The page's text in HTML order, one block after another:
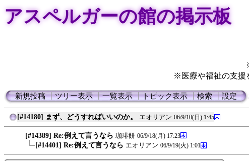
アスペルガーの館の掲示板
※医療や福祉の支援
新規投稿┃ツリー表示┃一覧表示┃トピック表示┃検索┃設定
[#14180] まず、どうすればいいのか。 エオリアン 06/9/10(日) 1:45
[#14389] Re:例えて言うなら 珈琲餅 06/9/18(月) 17:23
[#14401] Re:例えて言うなら エオリアン 06/9/19(火) 1:01